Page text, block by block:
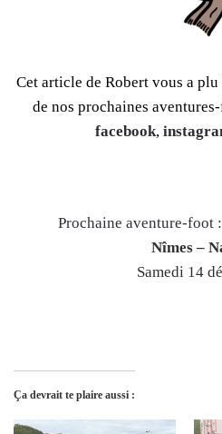
Cet article de Robert vous a
de nos prochaines
facebook,
Prochaine aventure-foot
Nîmes –
Samedi 14
Ça devrait te plaire aussi :